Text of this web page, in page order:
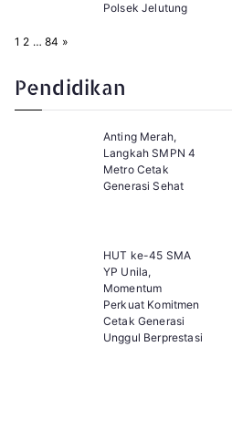
Polsek Jelutung
P
:
1 2 … 84 N
»
Pendidikan
Anting Merah,
Langkah SMPN 4
Metro Cetak
Generasi Sehat
HUT ke-45 SMA
YP Unila,
Momentum
Perkuat Komitmen
Cetak Generasi
Unggul Berprestasi